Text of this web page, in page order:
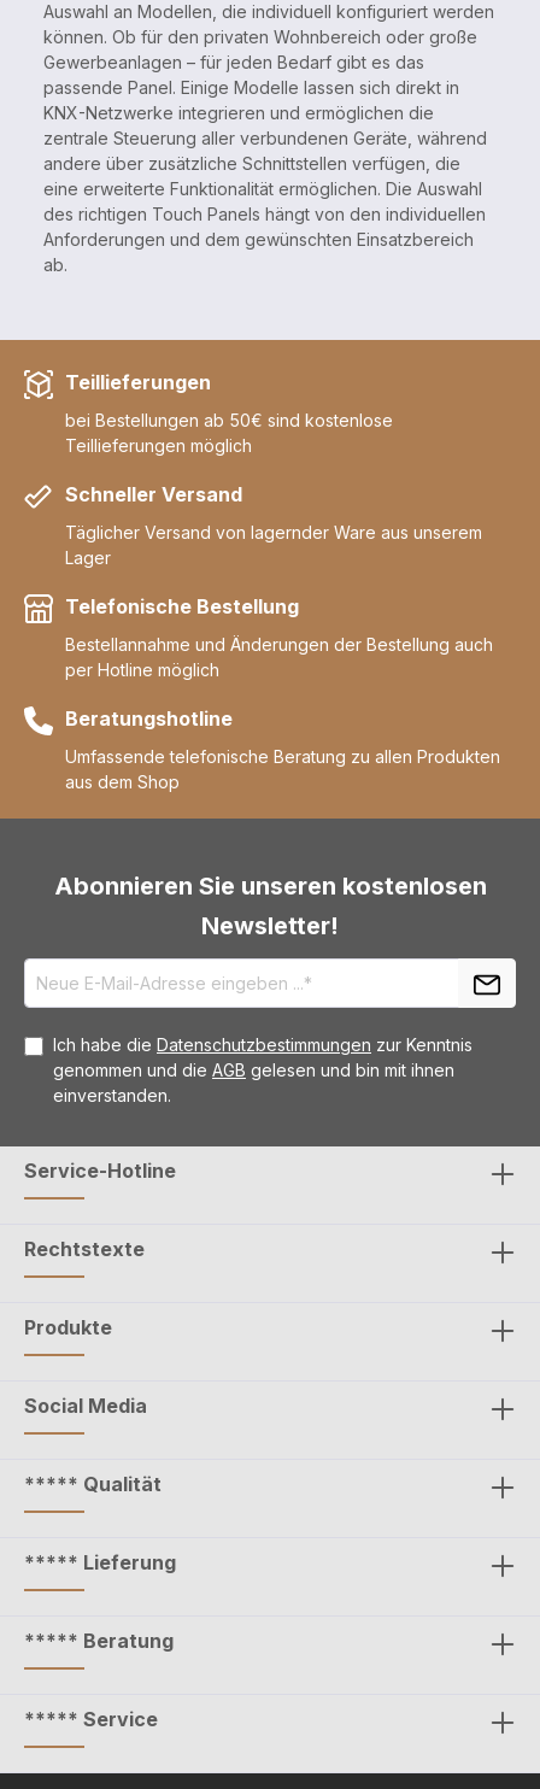
Auswahl an Modellen, die individuell konfiguriert werden
können. Ob für den privaten Wohnbereich oder große
Gewerbeanlagen – für jeden Bedarf gibt es das
passende Panel. Einige Modelle lassen sich direkt in
KNX-Netzwerke integrieren und ermöglichen die
zentrale Steuerung aller verbundenen Geräte, während
andere über zusätzliche Schnittstellen verfügen, die
eine erweiterte Funktionalität ermöglichen. Die Auswahl
des richtigen Touch Panels hängt von den individuellen
Anforderungen und dem gewünschten Einsatzbereich
ab.
Teillieferungen
bei Bestellungen ab 50€ sind kostenlose
Teillieferungen möglich
Schneller Versand
Täglicher Versand von lagernder Ware aus unserem
Lager
Telefonische Bestellung
Bestellannahme und Änderungen der Bestellung auch
per Hotline möglich
Beratungshotline
Umfassende telefonische Beratung zu allen Produkten
aus dem Shop
Abonnieren Sie unseren kostenlosen
Newsletter!
Ich habe die Datenschutzbestimmungen zur Kenntnis
genommen und die AGB gelesen und bin mit ihnen
einverstanden.
Service-Hotline
Rechtstexte
Produkte
Social Media
***** Qualität
***** Lieferung
***** Beratung
***** Service